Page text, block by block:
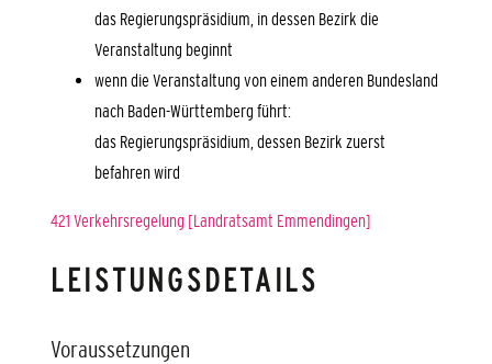
das Regierungspräsidium, in dessen Bezirk die
Veranstaltung beginnt
wenn die Veranstaltung von einem anderen Bundesland
nach Baden-Württemberg führt:
das Regierungspräsidium, dessen Bezirk zuerst
befahren wird
421 Verkehrsregelung [Landratsamt Emmendingen]
LEISTUNGSDETAILS
Voraussetzungen